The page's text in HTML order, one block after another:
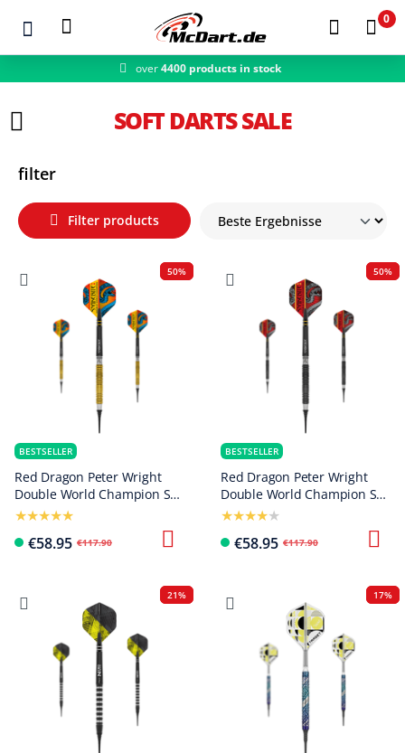
Zum Hauptinhalt springen
0
over4400 products in stock
SOFT DARTS SALE
filter
Filter products
50%
BESTSELLER
Red Dragon Peter Wright
Double World Champion SE
Gold Plus Softdarts - 20g
€58.95 €117.90
50%
BESTSELLER
Red Dragon Peter Wright
Double World Champion SE
Black Softdarts - 20g
€58.95 €117.90
21% 17%